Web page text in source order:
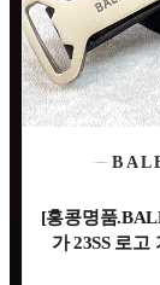
[홍콩명품
가 23SS 로고